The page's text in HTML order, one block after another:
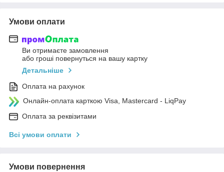
Умови оплати
Ви отримаєте замовлення
або гроші повернуться на вашу картку
Детальніше
Оплата на рахунок
Онлайн-оплата карткою Visa, Mastercard - LiqPay
Оплата за реквізитами
Всі умови оплати
Умови повернення